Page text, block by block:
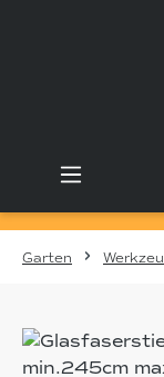
Garten
Bildergalerie